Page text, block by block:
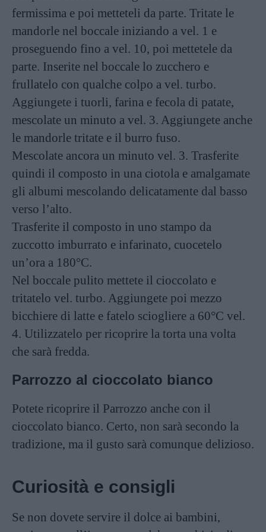
fermissima e poi metteteli da parte. Tritate le
mandorle nel boccale iniziando a vel. 1 e
proseguendo fino a vel. 10, poi mettetele da
parte. Inserite nel boccale lo zucchero e
frullatelo con qualche colpo a vel. turbo.
Aggiungete i tuorli, farina e fecola di patate,
mescolate un minuto a vel. 3. Aggiungete anche
le mandorle tritate e il burro fuso.
Mescolate ancora un minuto vel. 3. Trasferite
quindi il composto in una ciotola e amalgamate
gli albumi mescolando delicatamente dal basso
verso l’alto.
Trasferite il composto in uno stampo da
zuccotto imburrato e infarinato, cuocetelo
un’ora a 180°C.
Nel boccale pulito mettete il cioccolato e
tritatelo vel. turbo. Aggiungete poi mezzo
bicchiere di latte e fatelo sciogliere a 60°C vel.
4. Utilizzatelo per ricoprire la torta una volta
che sarà fredda.
Parrozzo al cioccolato bianco
Potete ricoprire il Parrozzo anche con il
cioccolato bianco. Certo, non sarà secondo la
tradizione, ma il gusto sarà comunque delizioso.
Curiosità e consigli
Se non dovete servire il dolce ai bambini,